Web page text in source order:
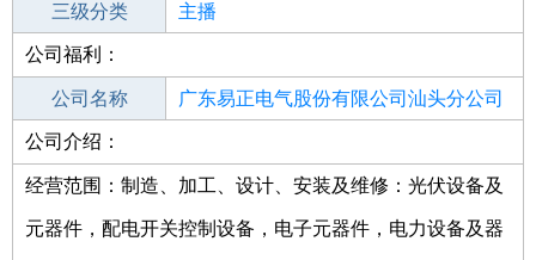
二级分类 娱乐/影视
三级分类 主播
其他行业
公司福利：
公司名称 广东易正电气股份有限公司汕头分公司
公司类型
资或控股)
公司介绍：
经营范围：制造、加工、设计、安装及维修：光伏设备及
元器件，配电开关控制设备，电子元器件，电力设备及器